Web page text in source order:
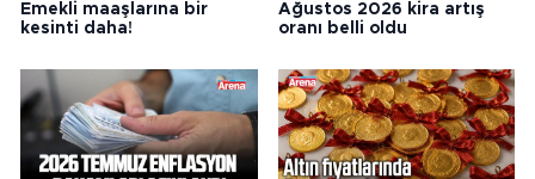
Emekli maaşlarına bir
kesinti daha!
Ağustos 2026 kira artış
oranı belli oldu